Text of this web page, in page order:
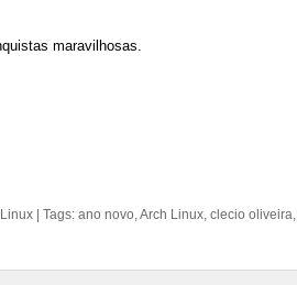
maravilhosas.
Linux | Tags: ano novo,Arch Linux, clecio oliveira,